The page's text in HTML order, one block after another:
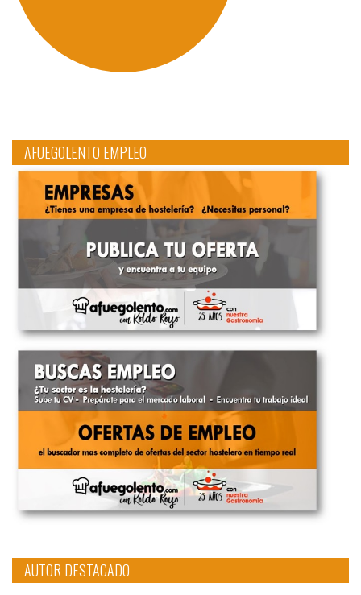
AFUEGOLENTO EMPLEO
AUTOR DESTACADO